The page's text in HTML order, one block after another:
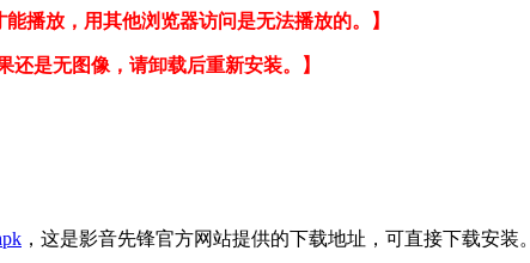
播放，用其他浏览器访问是无法播放的。】
还是无图像，请卸载后重新安装。】
，这是影音先锋官方网站提供的下载地址，可直接下载安装。